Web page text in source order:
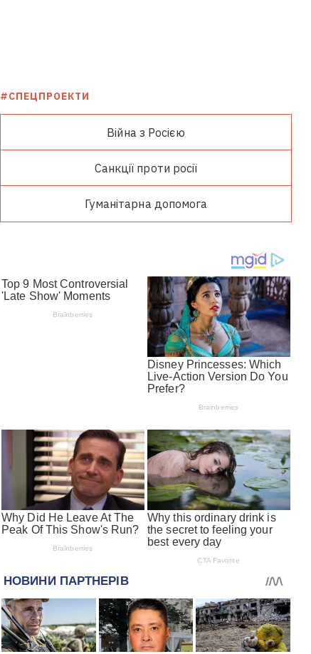
#СПЕЦПРОЕКТИ
Війна з Росією
Санкції проти росії
Гуманітарна допомога